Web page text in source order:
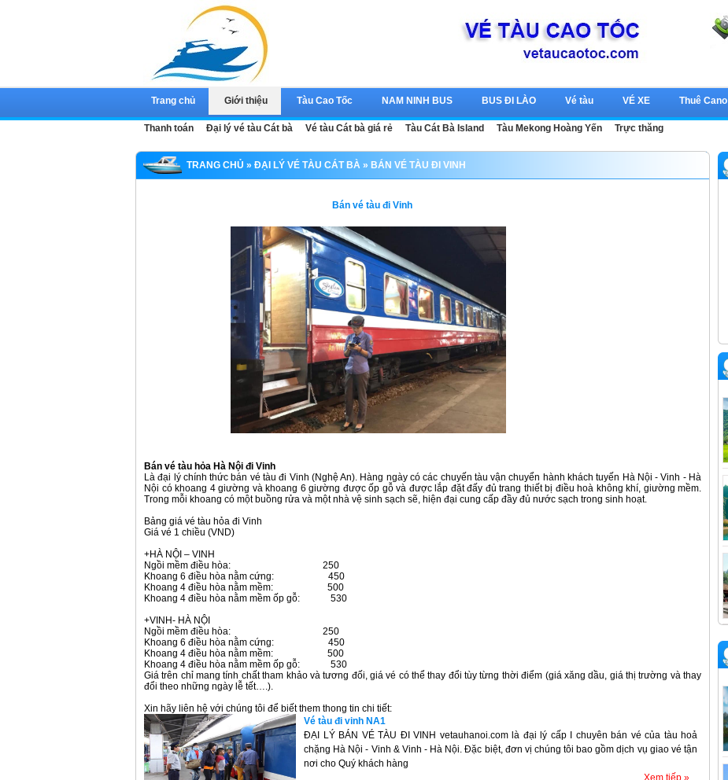
Trang chủ Giới thiệu
Thanh toán Đại lý vé tàu Cát bà Vé tàu Cát bà giá rẻ Tàu Cát Bà Island Tàu Mekong Hoàng Yến Trực thăng
Tàu Cao Tốc NAM NINH BUS BUS ĐI LÀO Vé tàu VÉ XE Thuê Cano
TRANG CHỦ » ĐẠI LÝ VÉ TÀU CÁT BÀ » BÁN VÉ TÀU ĐI VINH
Bán vé tàu đi Vinh
Bán vé tàu hỏa Hà Nội đi Vinh
Là đại lý chính thức bán vé tàu đi Vinh (Nghệ An). Hàng ngày có các chuyến tàu vận chuyển hành khách tuyến Hà Nội - Vinh - Hà
Nội có khoang 4 giường và khoang 6 giường được ốp gỗ và được lắp đặt đấy đủ trang thiết bị điều hoà không khí, giường mềm.
Trong mỗi khoang có một buồng rửa và một nhà vệ sinh sạch sẽ, hiện đại cung cấp đầy đủ nước sạch trong sinh hoạt.
Bảng giá vé tàu hỏa đi Vinh
Giá vé 1 chiều (VND)
+HÀ NỘI – VINH
Ngồi mềm điều hòa: 250
Khoang 6 điều hòa nằm cứng: 450
Khoang 4 điều hòa nằm mềm: 500
Khoang 4 điều hòa nằm mềm ốp gỗ: 530
+VINH- HÀ NỘI
Ngồi mềm điều hòa: 250
Khoang 6 điều hòa nằm cứng: 450
Khoang 4 điều hòa nằm mềm: 500
Khoang 4 điều hòa nằm mềm ốp gỗ: 530
Giá trên chỉ mang tính chất tham khảo và tương đối, giá vé có thể thay đổi tùy từng thời điểm (giá xăng dầu, giá thị trường và thay
đổi theo những ngày lễ tết….).
Xin hãy liên hệ với chúng tôi để biết them thong tin chi tiết:
Vé tàu đi vinh NA1
ĐẠI LÝ BÁN VÉ TÀU ĐI VINH vetauhanoi.com là đại lý cấp I chuyên bán vé của tàu hoả
chặng Hà Nội - Vinh & Vinh - Hà Nội. Đặc biệt, đơn vị chúng tôi bao gồm dịch vụ giao vé tận
nơi cho Quý khách hàng
Xem tiếp »